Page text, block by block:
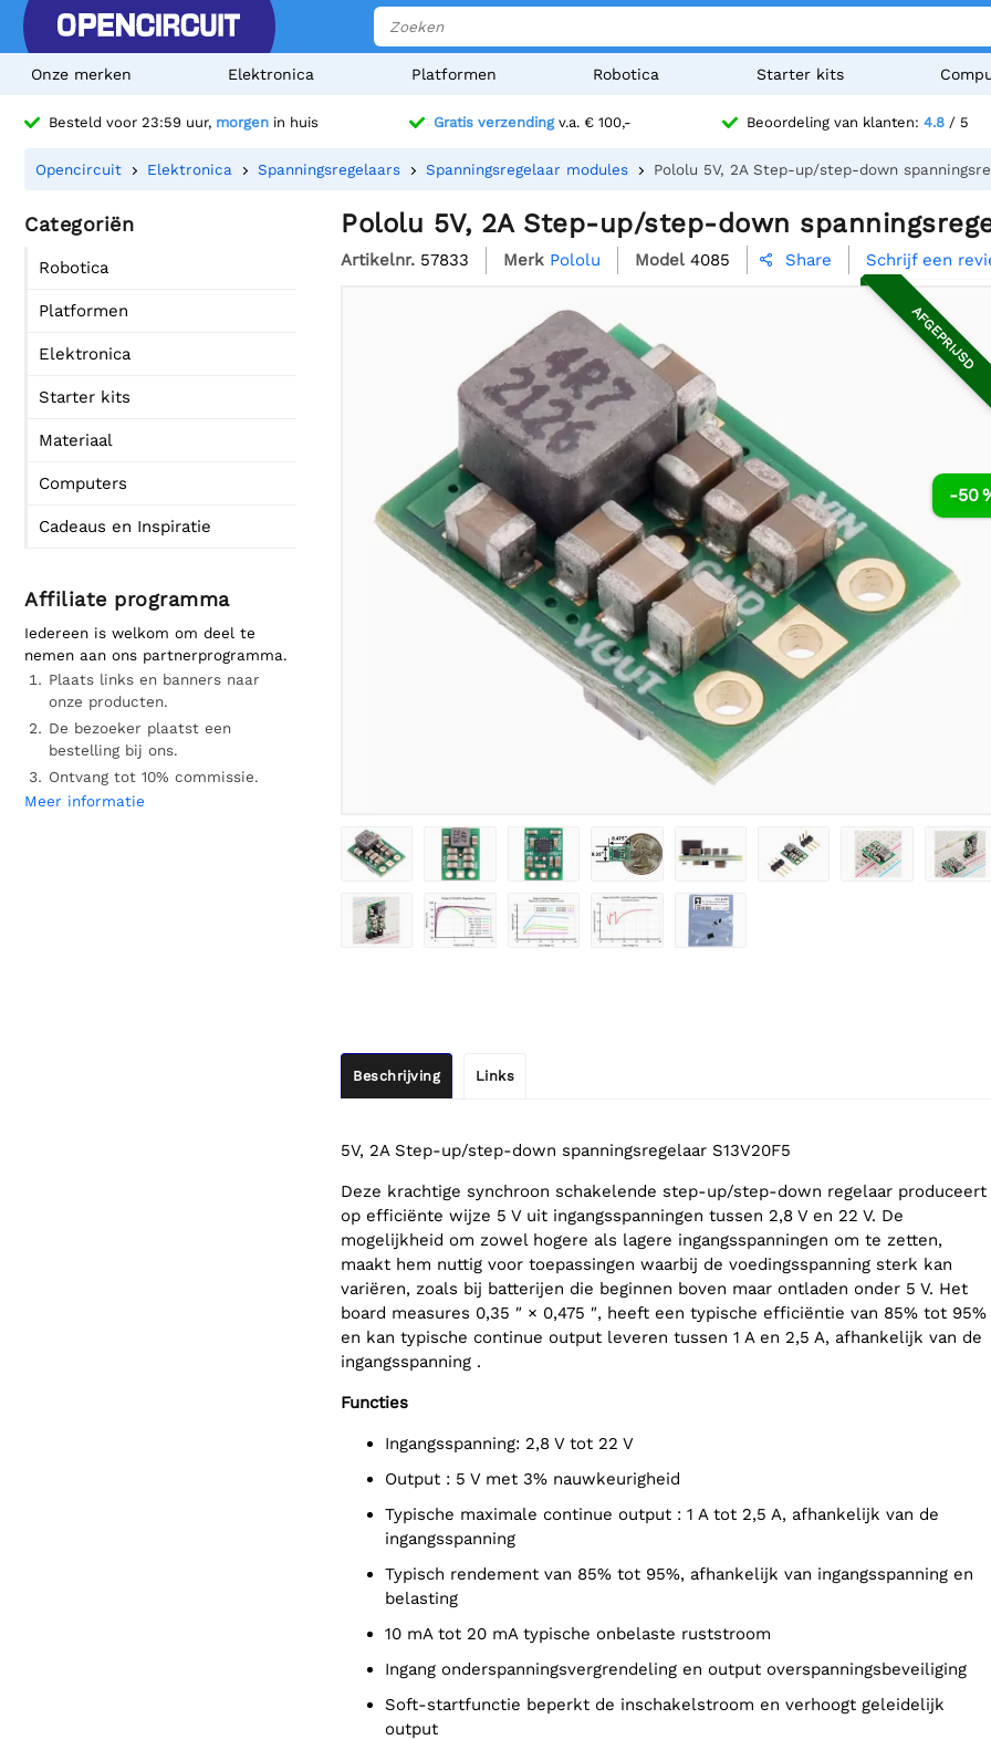
Onze merken Elektronica Platformen Robotica Starter kits
Besteld voor 23:59 uur, morgen in huis Gratis verzendingv.a. € 100,- Beoordeling van klanten: 4.8/ 5
Opencircuit Elektronica Spanningsregelaars Spanningsregelaar modules Pololu 5V, 2A Step-up/step-down
Categoriën
Robotica
Platformen
Elektronica
Starter kits
Materiaal
Computers
Cadeaus en Inspiratie
Affiliate programma
Iedereen is welkom om deel te
nemen aan ons partnerprogramma.
Plaats links en banners naar
onze producten.
De bezoeker plaatst een
bestelling bij ons.
Ontvang tot 10% commissie.
Meer informatie
Pololu 5V, 2A Step-up/step-down
Artikelnr. 57833 Merk Pololu Model 4085  Share Schrijf een
-50
AFGEPRIJSD
Beschrijving Links
5V, 2A Step-up/step-down spanningsregelaar S13V20F5
Deze krachtige synchroon schakelende step-up/step-down regelaar produceert
op efficiënte wijze 5 V uit ingangsspanningen tussen 2,8 V en 22 V. De
mogelijkheid om zowel hogere als lagere ingangsspanningen om te zetten,
maakt hem nuttig voor toepassingen waarbij de voedingsspanning sterk kan
variëren, zoals bij batterijen die beginnen boven maar ontladen onder 5 V. Het
board measures 0,35 ″ × 0,475 ″, heeft een typische efficiëntie van 85% tot 95%
en kan typische continue output leveren tussen 1 A en 2,5 A, afhankelijk van de
ingangsspanning .
Functies
Ingangsspanning: 2,8 V tot 22 V
output : 5 V met 3% nauwkeurigheid
Typische maximale continue output : 1 A tot 2,5 A, afhankelijk van de
ingangsspanning
Typisch rendement van 85% tot 95%, afhankelijk van ingangsspanning en
belasting
10 mA tot 20 mA typische onbelaste ruststroom
Ingang onderspanningsvergrendeling en output overspanningsbeveiliging
Soft-startfunctie beperkt de inschakelstroom en verhoogt geleidelijk
output